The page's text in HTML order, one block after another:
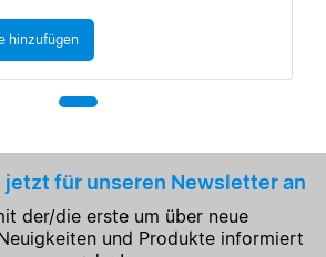
hinzufügen
jetzt für unseren Newsletter an
der/die erste um über neue
und Produkte informiert